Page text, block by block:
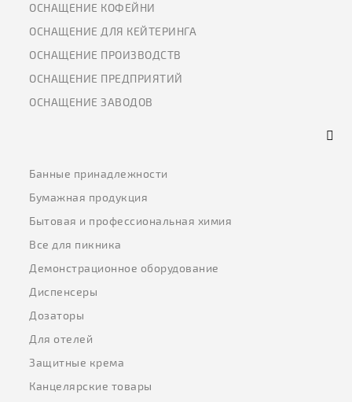
ОСНАЩЕНИЕ КОФЕЙНИ
ОСНАЩЕНИЕ ДЛЯ КЕЙТЕРИНГА
ОСНАЩЕНИЕ ПРОИЗВОДСТВ
ОСНАЩЕНИЕ ПРЕДПРИЯТИЙ
ОСНАЩЕНИЕ ЗАВОДОВ
Банные принадлежности
Бумажная продукция
Бытовая и профессиональная химия
Все для пикника
Демонстрационное оборудование
Диспенсеры
Дозаторы
Для отелей
Защитные крема
Канцелярские товары